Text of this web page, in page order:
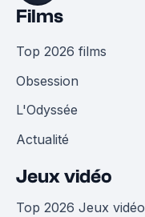
Films
Top 2026 films
Obsession
L'Odyssée
Actualité
Jeux vidéo
Top 2026 Jeux vidéo